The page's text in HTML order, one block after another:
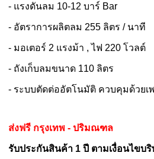
- แรงดันลม 10-12 บาร์ Bar
- อัตราการผลิตลม 255 ลิตร / นาที
- มอเตอร์ 2 แรงม้า , ไฟ 220 โวลต์
- ถังเก็บลมขนาด 110 ลิตร
- ระบบตัดต่ออัตโนมัติ ควบคุมด้วยเ
ส่งฟรี กรุงเทพ - ปริมณฑล
รับประกันสินค้า 1 ปี ตามเงื่อนไขบ